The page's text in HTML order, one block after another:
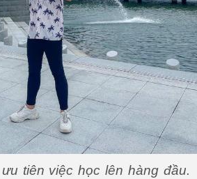
tiên việc học lên hàng đầu.